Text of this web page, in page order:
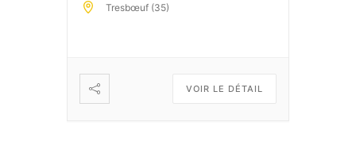
Tresbœuf (35)
VOIR LE DÉTAIL